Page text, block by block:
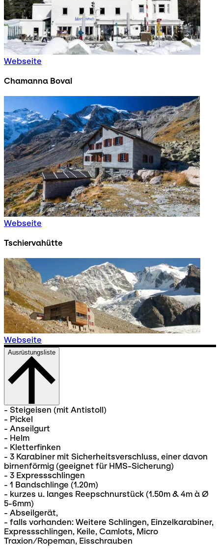
Webseite
Chamanna Boval
Webseite
Tschiervahütte
Webseite
Ausrüstungsliste
- Steigeisen (mit Antistoll)
- Pickel
- Anseilgurt
- Helm
- Kletterfinken
- 3 Karabiner mit Sicherheitsverschluss, einer davon
birnenförmig (geeignet für HMS-Sicherung)
- 3 Expressschlingen
- 1 Bandschlinge (1.20m)
- kurzes u. langes Reepschnurstück (1.50m & 4m à Ø
5-6mm)
- Abseilgerät,
- falls vorhanden: Weitere Schlingen, Einzelkarabiner,
Expressschlingen, Keile, Camlots, Micro
Traxion/Ropeman, Eisschrauben